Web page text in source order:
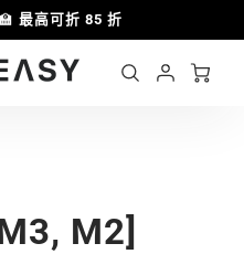
最高可折 85 折
M2]